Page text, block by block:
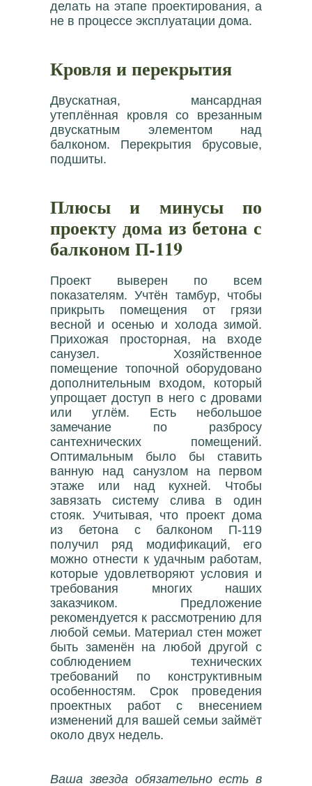
делать на этапе проектирования, а
не в процессе эксплуатации дома.
Кровля и перекрытия
Двускатная, мансардная
утеплённая кровля со врезанным
двускатным элементом над
балконом. Перекрытия брусовые,
подшиты.
Плюсы и минусы по
проекту дома из бетона с
балконом П-119
Проект выверен по всем
показателям. Учтён тамбур, чтобы
прикрыть помещения от грязи
весной и осенью и холода зимой.
Прихожая просторная, на входе
санузел. Хозяйственное
помещение топочной оборудовано
дополнительным входом, который
упрощает доступ в него с дровами
или углём. Есть небольшое
замечание по разбросу
сантехнических помещений.
Оптимальным было бы ставить
ванную над санузлом на первом
этаже или над кухней. Чтобы
завязать систему слива в один
стояк. Учитывая, что проект дома
из бетона с балконом П-119
получил ряд модификаций, его
можно отнести к удачным работам,
которые удовлетворяют условия и
требования многих наших
заказчиком. Предложение
рекомендуется к рассмотрению для
любой семьи. Материал стен может
быть заменён на любой другой с
соблюдением технических
требований по конструктивным
особенностям. Срок проведения
проектных работ с внесением
изменений для вашей семьи займёт
около двух недель.
Ваша звезда обязательно есть в